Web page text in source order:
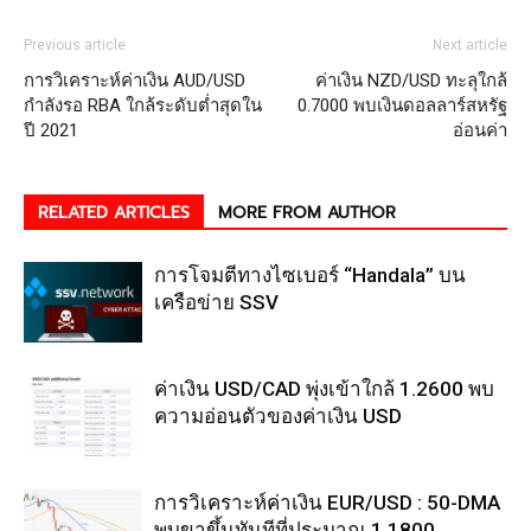
Previous article
การวิเคราะห์ค่าเงิน AUD/USD
กำลังรอ RBA ใกล้ระดับต่ำสุดใน
ปี 2021
Next article
ค่าเงิน NZD/USD ทะลุใกล้
0.7000 พบเงินดอลลาร์สหรัฐ
อ่อนค่า
RELATED ARTICLES MORE FROM AUTHOR
การโจมตีทางไซเบอร์ “Handala” บน
เครือข่าย SSV
ค่าเงิน USD/CAD พุ่งเข้าใกล้ 1.2600 พบ
ความอ่อนตัวของค่าเงิน USD
การวิเคราะห์ค่าเงิน EUR/USD : 50-DMA